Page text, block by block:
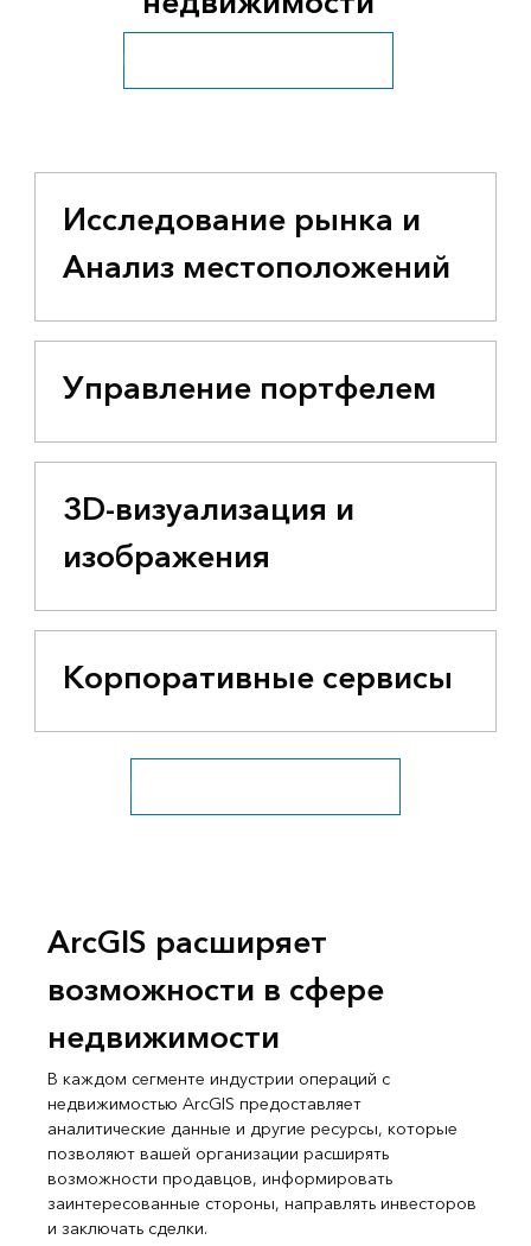
Посмотреть все отрасли бизнеса
Исследование рынка и
Анализ местоположений
Управление портфелем
3D-визуализация и
изображения
Корпоративные сервисы
Посмотреть все отрасли бизнеса
ArcGIS расширяет
возможности в сфере
недвижимости
В каждом сегменте индустрии операций с
недвижимостью ArcGIS предоставляет
аналитические данные и другие ресурсы, которые
позволяют вашей организации расширять
возможности продавцов, информировать
заинтересованные стороны, направлять инвесторов
и заключать сделки.